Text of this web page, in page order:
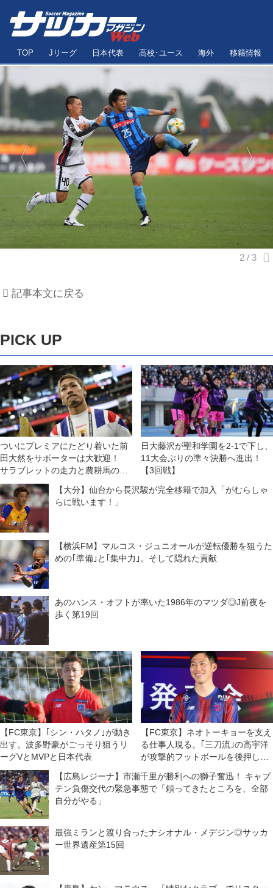
TOP Jリーグ 日本代表 高校･ユース 海外 移籍情報
記事本文に戻る
PICK UP
ついにプレミアにたどり着いた前
田大然をサポーターは大歓迎！
サラブレットの走力と農耕馬の献
身でイプスウィッチに残留をもた
らす！【英国通信】
日大藤沢が聖和学園を2-1で下し、
11大会ぶりの準々決勝へ進出！
【3回戦】
【大分】仙台から長沢駿が完全移籍で加入「がむらしゃ
らに戦います！」
【横浜FM】マルコス・ジュニオールが逆転優勝を狙うた
めの｢準備｣と｢集中力｣。そして隠れた貢献
あのハンス・オフトが率いた1986年のマツダ◎J前夜を
歩く第19回
【FC東京】｢シン・ハタノ｣が動き
出す。波多野豪がごっそり狙うリ
ーグVとMVPと日本代表
【FC東京】ネオトーキョーを支え
る仕事人現る。｢三刀流｣の高宇洋
が攻撃的フットボールを後押しす
【広島レジーナ】市瀬千里が勝利への獅子奮迅！ キャプ
テン負傷交代の緊急事態で「頼ってきたところを、全部
自分がやる」
最強ミランと渡り合ったナシオナル・メデジン◎サッカ
ー世界遺産第15回